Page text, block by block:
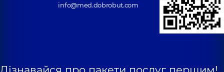
info@med.dobrobut.com